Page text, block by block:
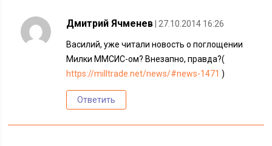
Дмитрий Ячменев | 27.10.2014 16:26
Василий, уже читали новость о поглощении
Милки ММСИС-ом? Внезапно, правда?(
https://milltrade.net/news/#news-1471 )
Ответить